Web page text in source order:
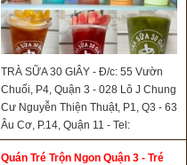
TRÀ SỮA 30 GIÂY - Đ/c: 55 Vườn
Chuối, P4, Quận 3 - 028 Lô J Chung
Cư Nguyễn Thiện Thuật, P1, Q3 - 63
Âu Cơ, P.14, Quận 11 - Tel:
0908766138
Quán Tré Trộn Ngon Quận 3 - Tré